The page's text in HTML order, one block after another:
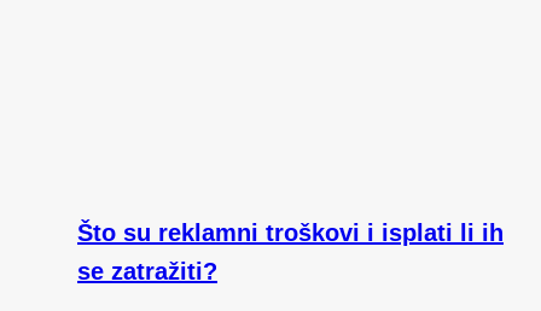
Što su reklamni troškovi i isplati li ih
se zatražiti?